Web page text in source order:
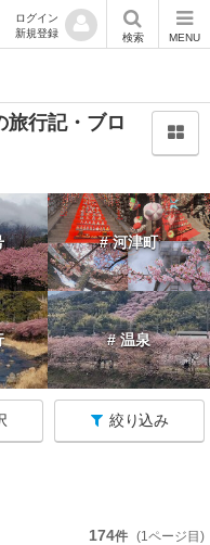
ログイン
新規登録
検索 MENU
旅行記・ブロ
# 河津町
# 温泉
絞り込み
174件 (1ページ目)